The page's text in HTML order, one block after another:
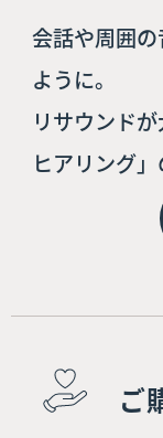
会話や周囲
ように。
リサウンド
ヒアリング」
ご